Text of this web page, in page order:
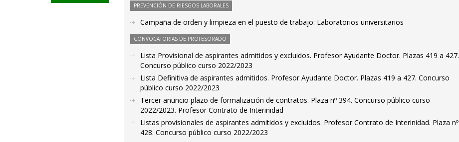
PREVENCIÓN DE RIESGOS LABORALES
Campaña de orden y limpieza en el puesto de trabajo: Laboratorios universitarios
CONVOCATORIAS DE PROFESORADO
Lista Provisional de aspirantes admitidos y excluidos. Profesor Ayudante Doctor. Plazas 419 a 427.
Concurso público curso 2022/2023
Lista Definitiva de aspirantes admitidos. Profesor Ayudante Doctor. Plazas 419 a 427. Concurso
público curso 2022/2023
Tercer anuncio plazo de formalización de contratos. Plaza nº 394. Concurso público curso
2022/2023. Profesor Contrato de Interinidad
Listas provisionales de aspirantes admitidos y excluidos. Profesor Contrato de Interinidad. Plaza nº
428. Concurso público curso 2022/2023